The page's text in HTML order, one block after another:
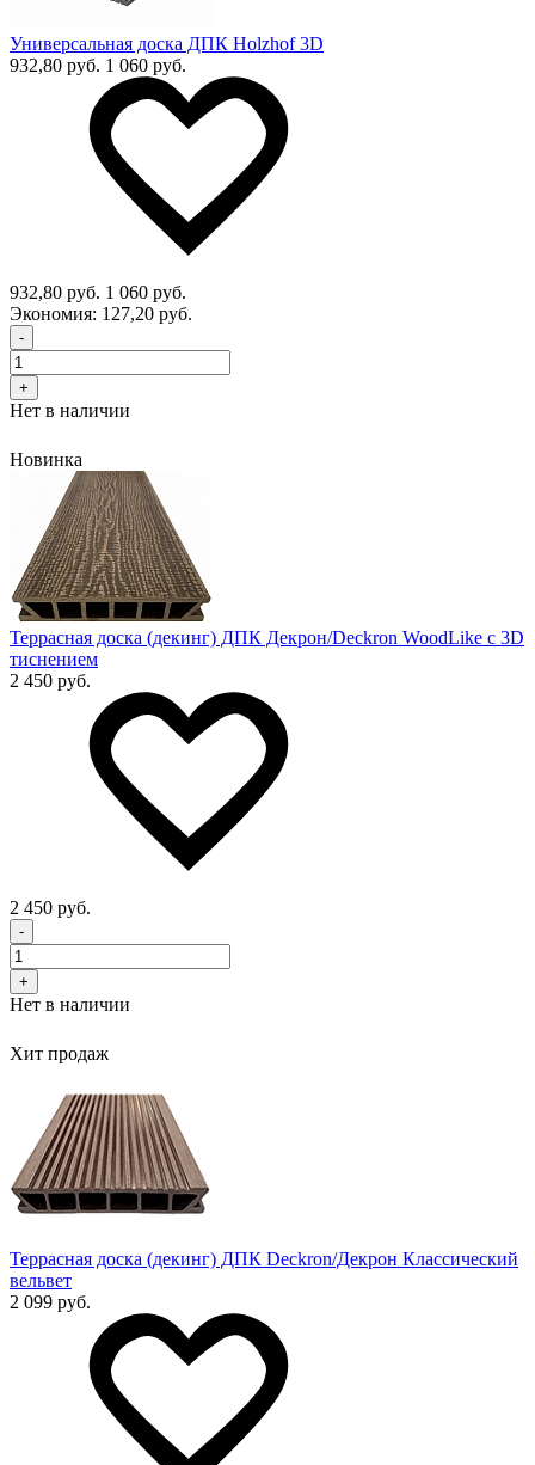
Универсальная доска ДПК Holzhof 3D
932,80 руб. 1 060 руб.
932,80 руб. 1 060 руб.
Экономия: 127,20 руб.
-
+
Нет в наличии
Новинка
Террасная доска (декинг) ДПК Декрон/Deckron WoodLike с 3D
тиснением
2 450 руб.
2 450 руб.
-
+
Нет в наличии
Хит продаж
Террасная доска (декинг) ДПК Deckron/Декрон Классический
вельвет
2 099 руб.